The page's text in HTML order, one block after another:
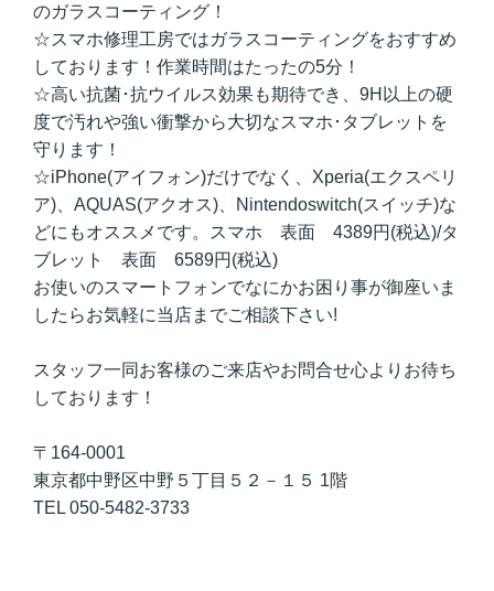
のガラスコーティング！
☆スマホ修理工房ではガラスコーティングをおすすめ
しております！作業時間はたったの5分！
☆高い抗菌･抗ウイルス効果も期待でき、9H以上の硬
度で汚れや強い衝撃から大切なスマホ･タブレットを
守ります！
☆iPhone(アイフォン)だけでなく、Xperia(エクスペリ
ア)、AQUAS(アクオス)、Nintendoswitch(スイッチ)な
どにもオススメです。スマホ 表面 4389円(税込)/タ
ブレット 表面 6589円(税込)
お使いのスマートフォンでなにかお困り事が御座いま
したらお気軽に当店までご相談下さい!
スタッフ一同お客様のご来店やお問合せ心よりお待ち
しております！
〒164-0001
東京都中野区中野５丁目５２－１５ 1階
TEL 050-5482-3733